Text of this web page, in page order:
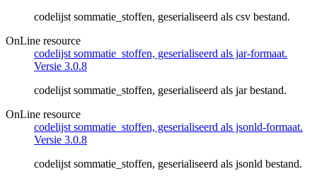
codelijst sommatie_stoffen, geserialiseerd als csv bestand.
OnLine resource
codelijst sommatie_stoffen, geserialiseerd als jar-formaat.
Versie 3.0.8
codelijst sommatie_stoffen, geserialiseerd als jar bestand.
OnLine resource
codelijst sommatie_stoffen, geserialiseerd als jsonld-formaat.
Versie 3.0.8
codelijst sommatie_stoffen, geserialiseerd als jsonld bestand.